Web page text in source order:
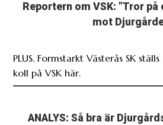
Reportern om VSK: ”Tror
mot
PLUS. Formstarkt Västerås SK
koll på VSK här.
ANALYS: Så bra är